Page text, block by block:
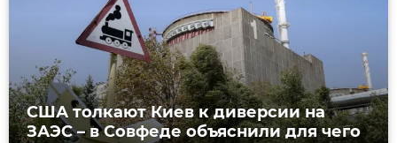
США толкают Киев к диверсии на
ЗАЭС – в Совфеде объяснили для чего